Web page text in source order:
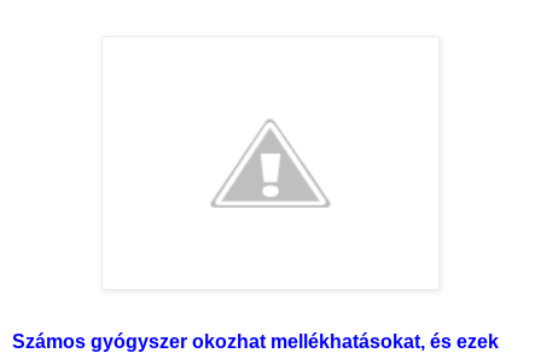
Számos gyógyszer okozhat mellékhatásokat, és ezek